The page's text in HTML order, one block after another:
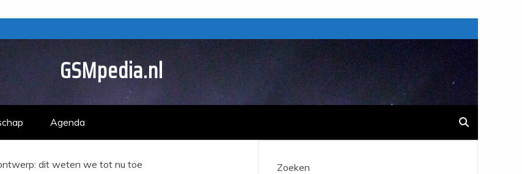
GSMpedia.nl
Agenda
dit weten we tot nu toe
Zoeken